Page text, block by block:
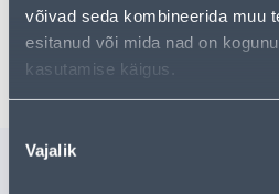
võivad seda kombineerida muu
esitanud või mida nad on
kasutamise käigus.
valik
Vajalik
Tarne pole võimalik
Sarnased tooted